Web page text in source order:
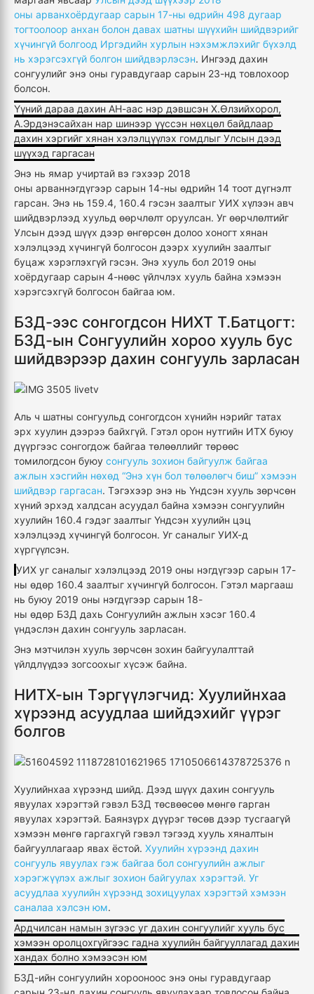
оны арванхоёрдугаар сарын 17-ны өдрийн 498 дугаар
тогтоолоор анхан болон давах шатны шүүхийн шийдвэрийг
хүчингүй болгоод Иргэдийн хурлын нэхэмжлэхийг бүхэлд
нь хэрэгсэхгүй болгон шийдвэрлэсэн. Ингээд дахин
сонгуулийг энэ оны гуравдугаар сарын 23-нд товлохоор
болсон.
Үүний дараа дахин АН-аас нэр дэвшсэн Х.Өлзийхорол,
А.Эрдэнэсайхан нар шинээр үүссэн нөхцөл байдлаар
дахин хэргийг хянан хэлэлцүүлэх гомдлыг Улсын дээд
шүүхэд гаргасан
Энэ нь ямар учиртай вэ гэхээр 2018
оны арваннэгдүгээр сарын 14-ны өдрийн 14 тоот дүгнэлт
гарсан. Энэ нь 159.4, 160.4 гэсэн заалтыг УИХ хүлээн авч
шийдвэрлээд хуульд өөрчлөлт оруулсан. Уг өөрчлөлтийг
Улсын дээд шүүх дээр өнгөрсөн долоо хоногт хянан
хэлэлцээд хүчингүй болгосон дээрх хуулийн заалтыг
буцаж хэрэглэхгүй гэсэн. Энэ хууль бол 2019 оны
хоёрдугаар сарын 4-нөөс үйлчлэх хууль байна хэмээн
хэрэгсэхгүй болгосон байгаа юм.
БЗД-ээс сонгогдсон НИХТ Т.Батцогт:
БЗД-ын Сонгуулийн хороо хууль бус
шийдвэрээр дахин сонгууль зарласан
Аль ч шатны сонгуульд сонгогдсон хүнийн нэрийг татах
эрх хуулин дээрээ байхгүй. Гэтэл орон нутгийн ИТХ буюу
дүүргээс сонгогдож байгаа төлөөллийг төрөөс
томилогдсон буюу сонгууль зохион байгуулж байгаа
ажлын хэсгийн нөхөд “Энэ хүн бол төлөөлөгч биш” хэмээн
шийдвэр гаргасан. Тэгэхээр энэ нь Үндсэн хууль зөрчсөн
хүний эрхэд халдсан асуудал байна хэмээн сонгуулийн
хуулийн 160.4 гэдэг заалтыг Үндсэн хуулийн цэц
хэлэлцээд хүчингүй болгосон. Уг саналыг УИХ-д
хүргүүлсэн.
УИХ уг саналыг хэлэлцээд 2019 оны нэгдүгээр сарын 17-
ны өдөр 160.4 заалтыг хүчингүй болгосон. Гэтэл маргааш
нь буюу 2019 оны нэгдүгээр сарын 18-
ны өдөр БЗД дахь Сонгуулийн ажлын хэсэг 160.4
үндэслэн дахин сонгууль зарласан.
Энэ мэтчилэн хууль зөрчсөн зохин байгуулалттай
үйлдлүүдээ зогсоохыг хүсэж байна.
НИТХ-ын Тэргүүлэгчид: Хуулийнхаа
хүрээнд асуудлаа шийдэхийг үүрэг
болгов
Хуулийнхаа хүрээнд шийд. Дээд шүүх дахин сонгууль
явуулах хэрэгтэй гэвэл БЗД төсвөөсөө мөнгө гарган
явуулах хэрэгтэй. Баянзүрх дүүрэг төсөв дээр тусгаагүй
хэмээн мөнгө гаргахгүй гэвэл тэгээд хууль хяналтын
байгууллагаар явах ёстой. Хуулийн хүрээнд дахин
сонгууль явуулах гэж байгаа бол сонгуулийн ажлыг
хэрэгжүүлэх ажлыг зохион байгуулах хэрэгтэй. Уг
асуудлаа хуулийн хүрээнд зохицуулах хэрэгтэй хэмээн
саналаа хэлсэн юм.
Ардчилсан намын зүгээс уг дахин сонгуулийг хууль бус
хэмээн оролцохгүйгээс гадна хуулийн байгууллагад дахин
хандах болно хэмээсэн юм
БЗД-ийн сонгуулийн хорооноос энэ оны гуравдугаар